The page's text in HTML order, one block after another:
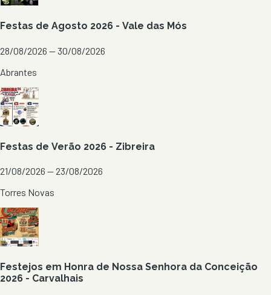
Festas de Agosto 2026 - Vale das Mós
28/08/2026 — 30/08/2026
Abrantes
Festas de Verão 2026 - Zibreira
21/08/2026 — 23/08/2026
Torres Novas
Festejos em Honra de Nossa Senhora da Conceição
2026 - Carvalhais